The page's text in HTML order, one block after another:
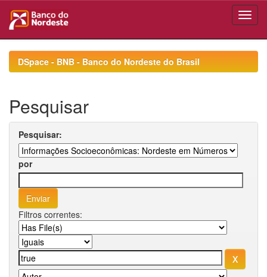
navigationDSpace - BNB - Banco do Nordeste do Brasil
Pesquisar
Pesquisar:
por
Filtros correntes: